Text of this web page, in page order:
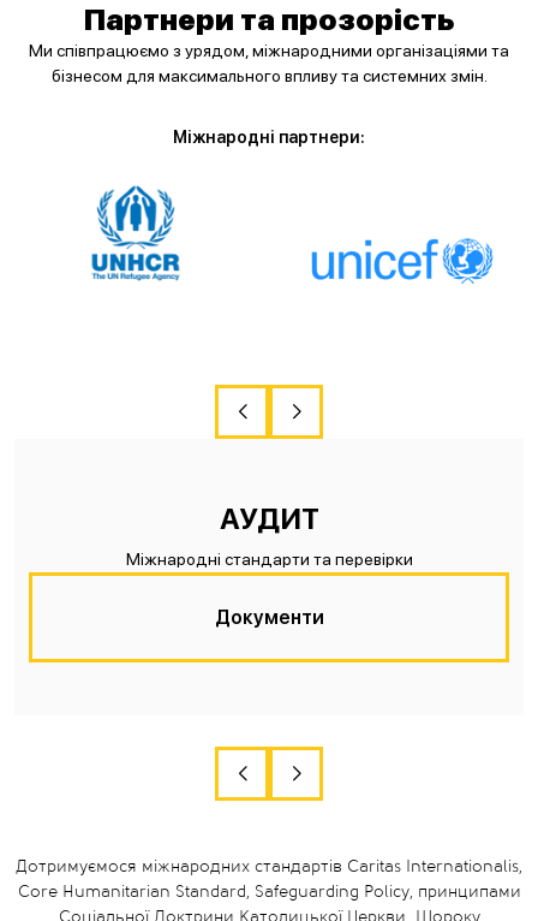
Партнери та прозорість
Ми співпрацюємо з урядом, міжнародними організаціями та
бізнесом для максимального впливу та системних змін.
Міжнародні партнери:
АУДИТ
Міжнародні стандарти та перевірки
Документи
Дотримуємося міжнародних стандартів Caritas Internationalis,
Core Humanitarian Standard, Safeguarding Policy, принципами